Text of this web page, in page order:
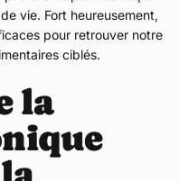
vie. Fort heureusement,
pour retrouver notre
ciblés.
la